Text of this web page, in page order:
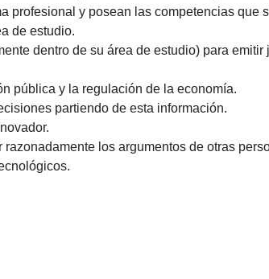
profesional y posean las competencias que
de estudio.
dentro de su área de estudio) para
pública y la regulación de la economía.
partiendo de esta información.
los argumentos de otras